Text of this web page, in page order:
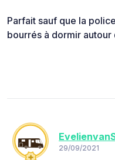
Parfait sauf que la
bourrés à dormir autour
29/09/2021